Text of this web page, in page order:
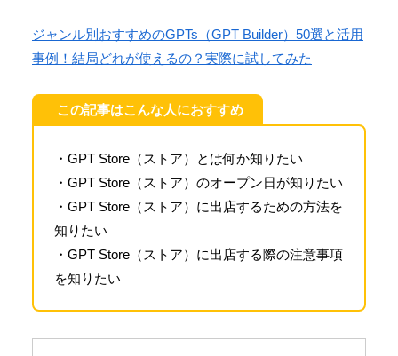
ジャンル別おすすめのGPTs（GPT Builder）50選と活用
事例！結局どれが使えるの？実際に試してみた
この記事はこんな人におすすめ
・GPT Store（ストア）とは何か知りたい
・GPT Store（ストア）のオープン日が知りたい
・GPT Store（ストア）に出店するための方法を
知りたい
・GPT Store（ストア）に出店する際の注意事項
を知りたい